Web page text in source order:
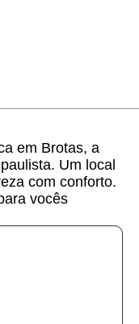
em Brotas, a
Um local
com conforto.
vocês